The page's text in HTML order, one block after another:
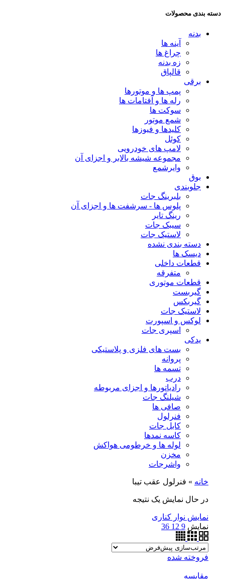
دسته بندی محصولات
بدنه
آینه ها
چراغ ها
زه بدنه
قالپاق
برقی
پمپ ها و موتورها
رله ها و آفتامات ها
سوکت ها
شمع موتور
کلیدها و فیوزها
کوئل
لامپ های خودرویی
مجموعه شیشه بالابر و اجزای آن
وایرشمع
بوق
جلوبندی
بلبرینگ جات
پلوس ها - سرشفت ها و اجزای آن
رینگ تایر
سیبک جات
لاستیک جات
دسته بندی نشده
دیسک ها
قطعات داخلی
متفرقه
قطعات موتوری
گیربست
گیربکس
لاستیک جات
لوکس و اسپورت
اسپری جات
یدکی
بست های فلزی و پلاستیکی
پروانه
تسمه ها
درب
رادیاتورها و اجزای مربوطه
شیلنگ جات
صافی ها
فنرلول
کابل جات
کاسه نمدها
لوله ها و خرطومی هواکش
مخزن
واشرجات
خانه » فنرلول عقب تیبا
در حال نمایش یک نتیجه
نمایش نوار کناری
نمایش 9
12
36
فروخته شده
مقايسه